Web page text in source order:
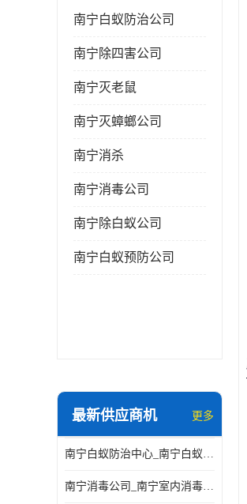
南宁白蚁防治公司
南宁除四害公司
南宁灭老鼠
南宁灭蟑螂公司
南宁消杀
南宁消毒公司
南宁除白蚁公司
南宁白蚁预防公司
最新供应商机 更多
南宁白蚁防治中心_南宁白蚁防治所电话_南宁白蚁防治公司
南宁消毒公司_南宁室内消毒_南宁室内消毒公司